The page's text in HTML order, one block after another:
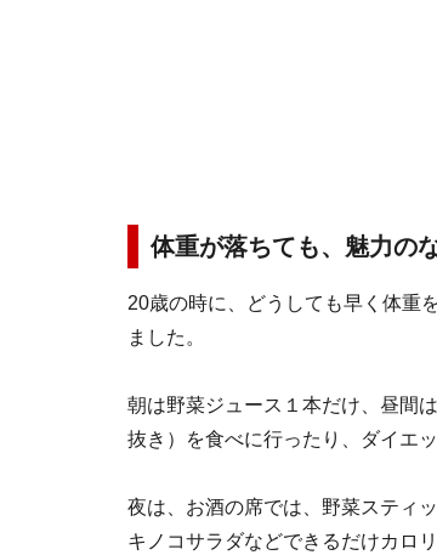
体重が落ちても、魅力の
20歳の時に、どうしても早く体重
ました。
朝は野菜ジュース１本だけ、昼間
抜き）を食べに行ったり、ダイエ
夜は、お酒の席では、野菜スティ
キノコサラダなどできるだけカロ